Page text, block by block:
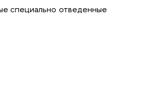
специально отведенные